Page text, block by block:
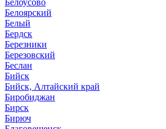
Белоусово
Белоярский
Белый
Бердск
Березники
Березовский
Беслан
Бийск
Бийск, Алтайский край
Биробиджан
Бирск
Бирюч